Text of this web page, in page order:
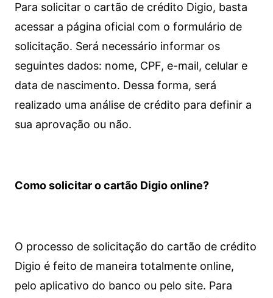
Para solicitar o cartão de crédito Digio, basta
acessar a página oficial com o formulário de
solicitação. Será necessário informar os
seguintes dados: nome, CPF, e-mail, celular e
data de nascimento. Dessa forma, será
realizado uma análise de crédito para definir a
sua aprovação ou não.
Como solicitar o cartão Digio online?
O processo de solicitação do cartão de crédito
Digio é feito de maneira totalmente online,
pelo aplicativo do banco ou pelo site. Para